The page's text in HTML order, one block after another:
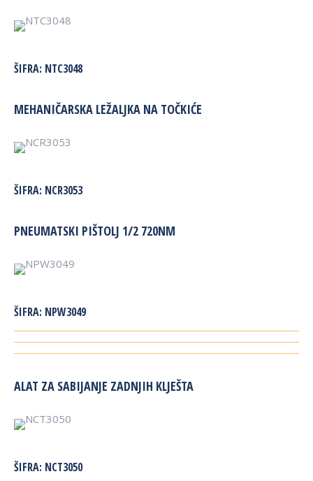
ŠIFRA: NTC3048
MEHANIČARSKA LEŽALJKA NA TOČKIĆE
ŠIFRA: NCR3053
PNEUMATSKI PIŠTOLJ 1/2 720NM
ŠIFRA: NPW3049
ALAT ZA SABIJANJE ZADNJIH KLJEŠTA
ŠIFRA: NCT3050